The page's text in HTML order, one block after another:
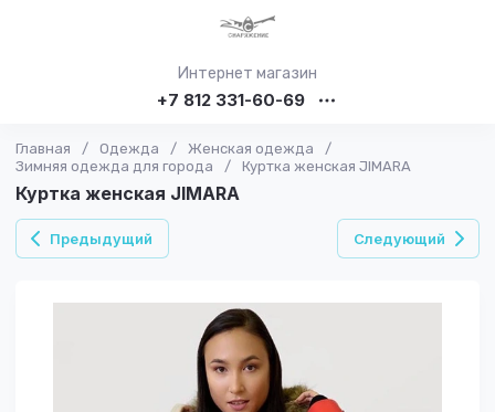
Интернет магазин
+7 812 331-60-69
Главная / Одежда / Женская одежда
/
Зимняя одежда для города
/ Куртка женская JIMARA
Куртка женская JIMARA
Предыдущий Следующий